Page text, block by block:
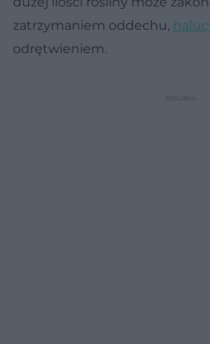
zatrzymaniem oddechu,
odrętwieniem.